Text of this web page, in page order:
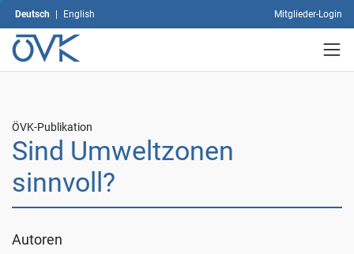
Arten
von
Cookies
Sie
klicken
Sie
dann
auf
"Auswahl
speichern".
dem
Deutsch | English Mitglieder-Login
ÖVK-Publikation
Sind Umweltzonen
sinnvoll?
Autoren